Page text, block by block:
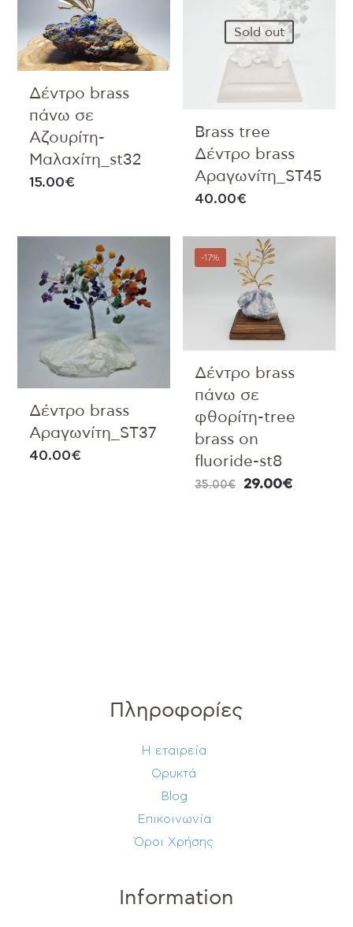
Δέντρο brass
πάνω σε
Αζουρίτη-
Μαλαχίτη_st32
15.00€
Sold out
Brass tree
Δέντρο brass
Αραγωνίτη_ST45
40.00€
Δέντρο brass
Αραγωνίτη_ST37
40.00€
-17%
Δέντρο brass
πάνω σε
φθορίτη-tree
brass on
fluoride-st8
35.00€ 29.00€
Πληροφορίες
Η εταιρεία
Ορυκτά
Blog
Επικοινωνία
Όροι Χρήσης
Information